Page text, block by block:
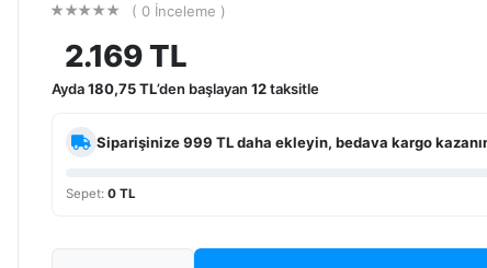
( 0 İnceleme )
2.169 TL
Ayda180,75 TL’den başlayan12taksitle
Siparişinize999 TLdaha ekleyin, bedava kargo
Sepet:0 TL